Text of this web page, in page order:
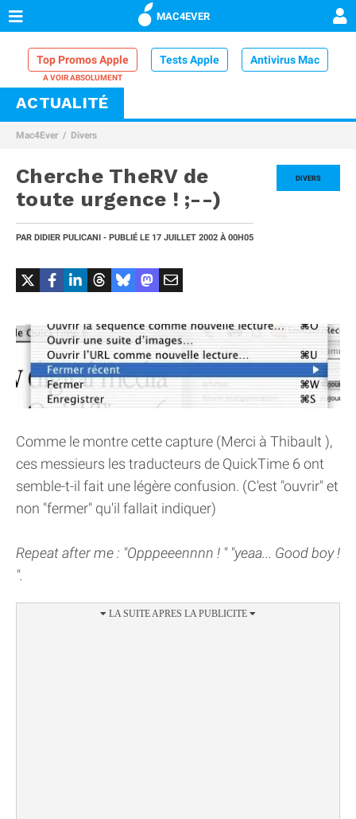
MAC4EVER
Top Promos Apple Tests Apple Antivirus Mac
VPN Mac
Comparatif iPhone
ACTUALITÉ
Mac4Ever Divers
DIVERS
Cherche TheRV de
toute urgence ! ;--)
PAR DIDIER PULICANI - PUBLIÉ LE 17 JUILLET 2002 À 00H05
Comme le montre cette capture (Merci à Thibault ),
ces messieurs les traducteurs de QuickTime 6 ont
semble-t-il fait une légère confusion. (C'est "ouvrir" et
non "fermer" qu'il fallait indiquer)
Repeat after me : "Opppeeennnn ! " "yeaa... Good boy !
".